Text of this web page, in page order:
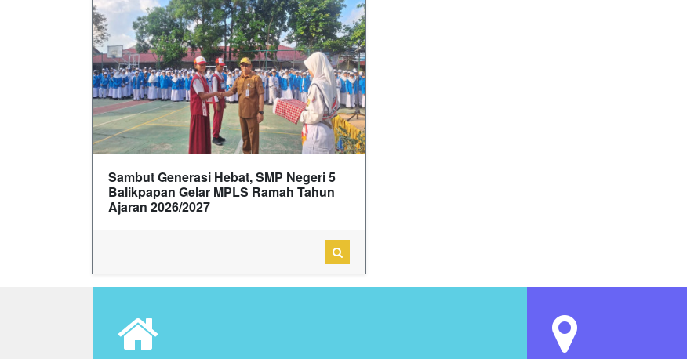
Sambut Generasi Hebat, SMP Negeri 5
Balikpapan Gelar MPLS Ramah Tahun
Ajaran 2026/2027